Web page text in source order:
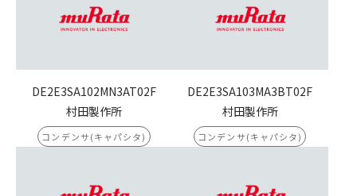
DE2E3SA102MN3AT02F
村田製作所
コンデンサ(キャパシタ)
DE2E3SA103MA3BT02F
村田製作所
コンデンサ(キャパシタ)